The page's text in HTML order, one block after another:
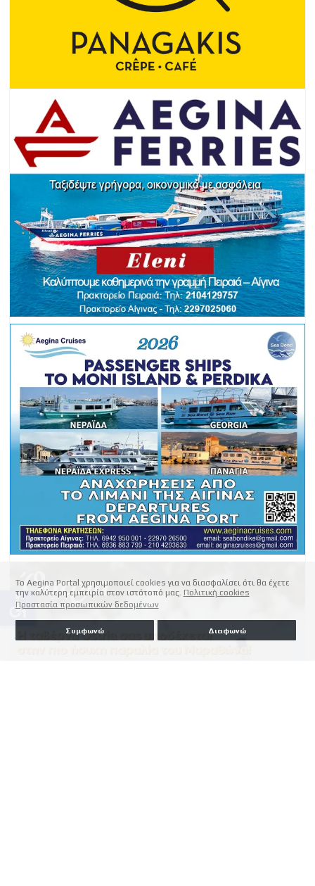
Το Aegina Portal χρησιμοποιεί cookies για να διασφαλίσει ότι θα έχετε
την καλύτερη εμπειρία στον ιστότοπό μας. Πολιτική cookies
Προστασία προσωπικών δεδομένων
Συμφωνώ Διαφωνώ
accessible